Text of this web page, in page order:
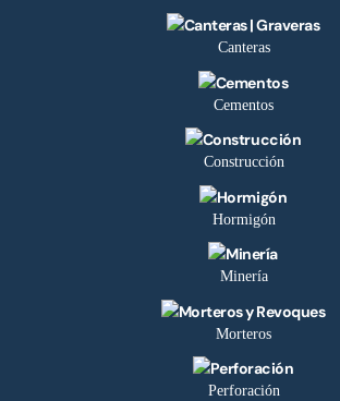
Canteras
Cementos
Construcción
Hormigón
Minería
Morteros
Perforación